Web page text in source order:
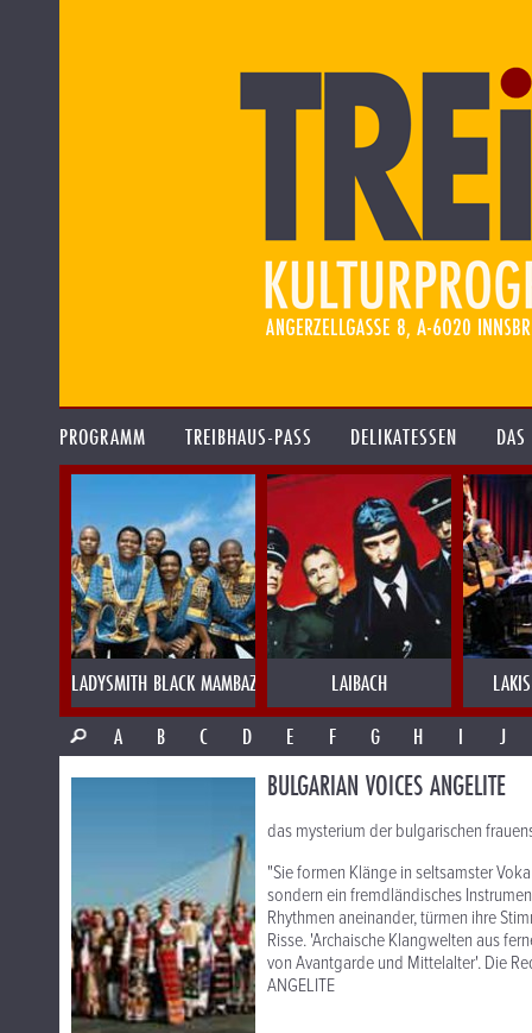
PROGRAMM TREIBHAUS-PASS DELIKATESSEN
LADYSMITH BLACK MAMBAZO LAIBACH
A
B C D E F G H I J
BULGARIAN VOICES ANGELITE
das mysterium der bulgarischen
"Sie formen Klänge in seltsamster
sondern ein fremdländisches
Rhythmen aneinander, türmen ihre
Risse. 'Archaische Klangwelten aus
von Avantgarde und Mittelalter'. Die
ANGELITE